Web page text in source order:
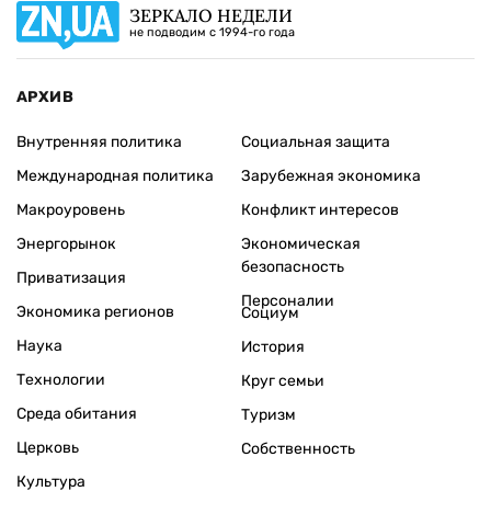
ЗЕРКАЛО НЕДЕЛИ
не подводим с 1994-го года
АРХИВ
Внутренняя политика
Международная политика
Макроуровень
Энергорынок
Приватизация
Экономика регионов
Социальная защита
Зарубежная экономика
Конфликт интересов
Экономическая
безопасность
Персоналии
Наука
Технологии
Среда обитания
Церковь
Культура
Социум
История
Круг семьи
Туризм
Собственность